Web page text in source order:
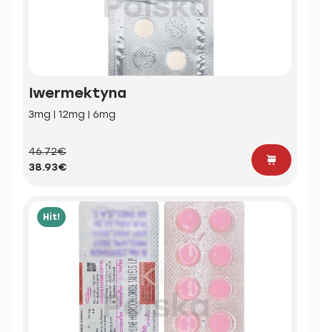
Iwermektyna
3mg | 12mg | 6mg
46.72€
38.93€
Hit!